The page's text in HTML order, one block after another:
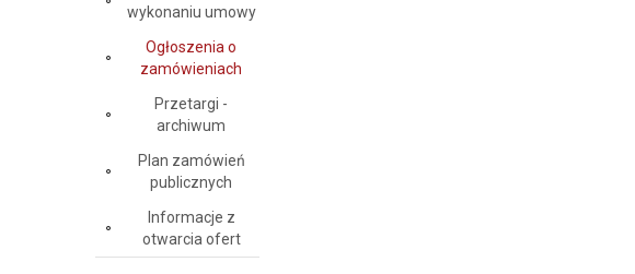
wykonaniu umowy
Ogłoszenia o
zamówieniach
Przetargi -
archiwum
Plan zamówień
publicznych
Informacje z
otwarcia ofert